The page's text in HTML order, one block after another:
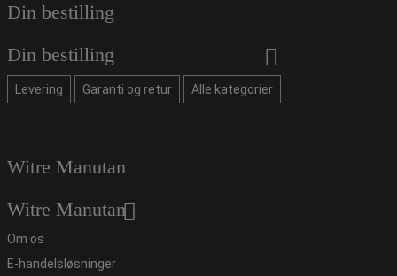
Din bestilling
Din bestilling
Levering Garanti og retur Alle kategorier
Witre Manutan
Witre Manutan
Om os
E-handelsløsninger